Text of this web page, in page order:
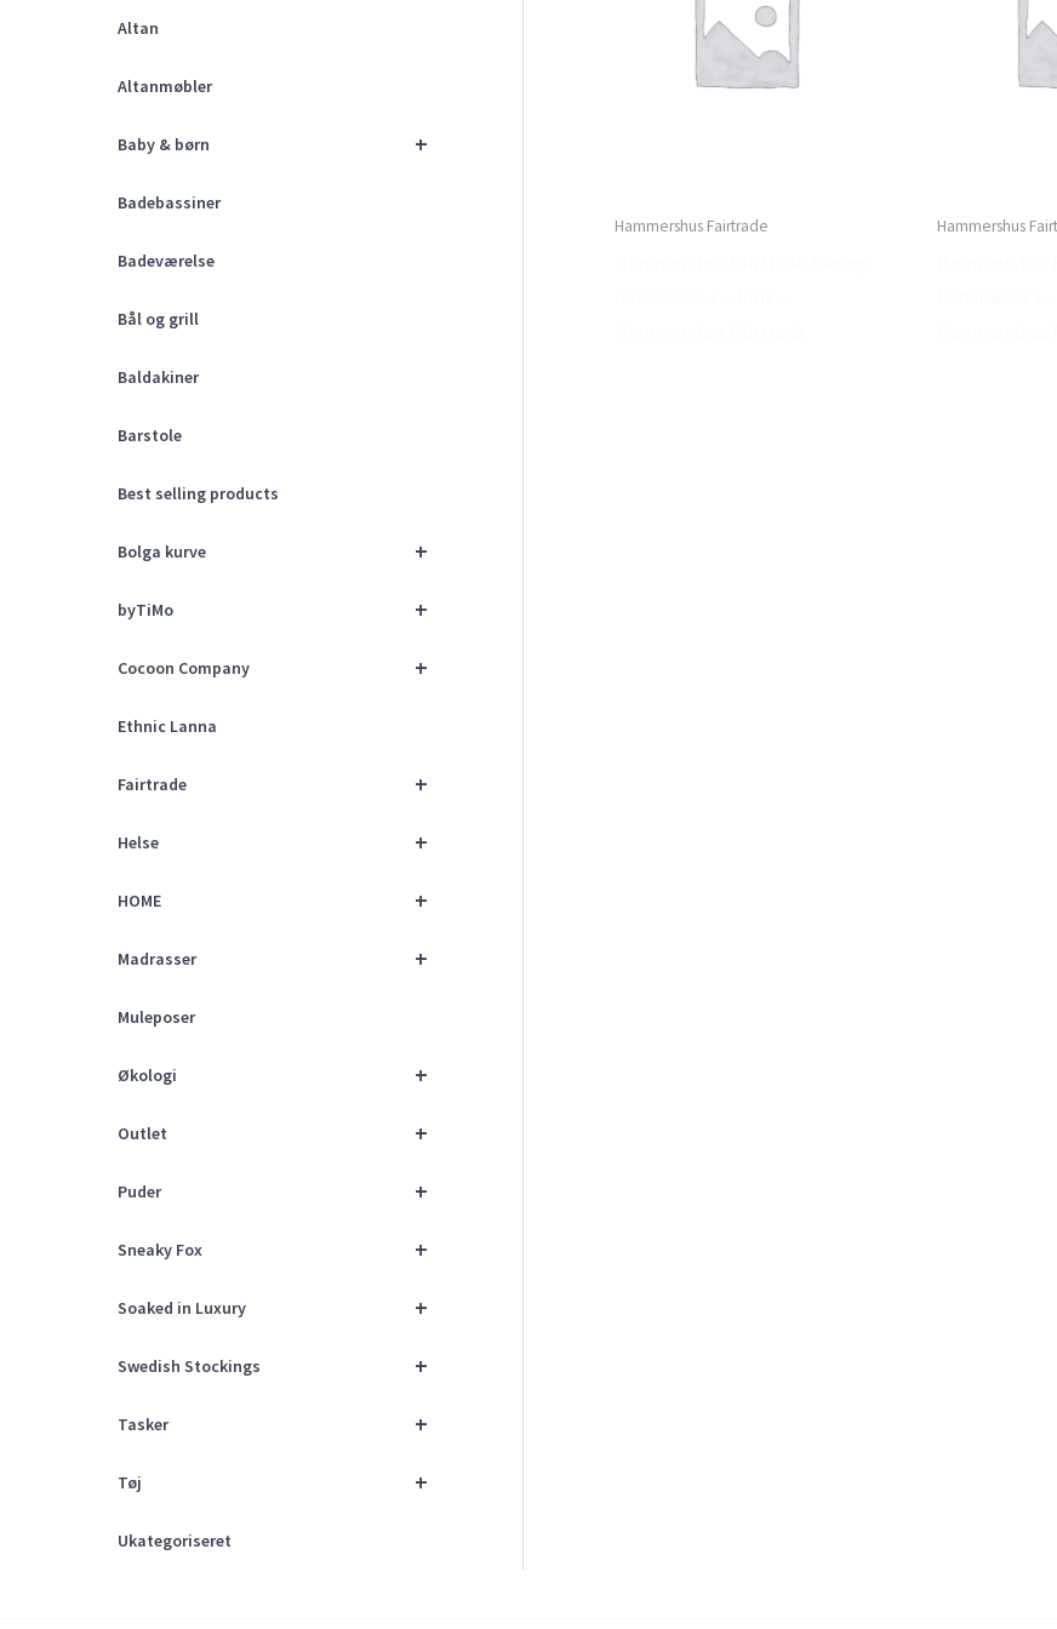
Altan
Altanmøbler
+
Baby & børn
Badebassiner
Badeværelse
Bål og grill
Baldakiner
Barstole
Best selling products
+
Bolga kurve
+
byTiMo
+
Cocoon Company
Ethnic Lanna
+
Fairtrade
+
Helse
+
HOME
+
Madrasser
Muleposer
+
Økologi
+
Outlet
+
Puder
+
Sneaky Fox
+
Soaked in Luxury
+
Swedish Stockings
+
Tasker
+
Tøj
Ukategoriseret
Hammershus Fairtrade Hammershus